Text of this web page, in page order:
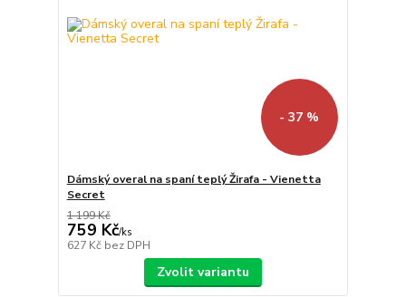
- 37 %
Dámský overal na spaní teplý Žirafa - Vienetta
Secret
1 199 Kč
759 Kč/ks
627 Kč bez DPH
Zvolit variantu